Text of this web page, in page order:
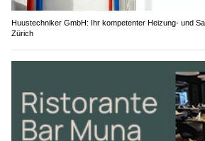
Huustechniker GmbH: Ihr kompetenter Heizung- und
Zürich